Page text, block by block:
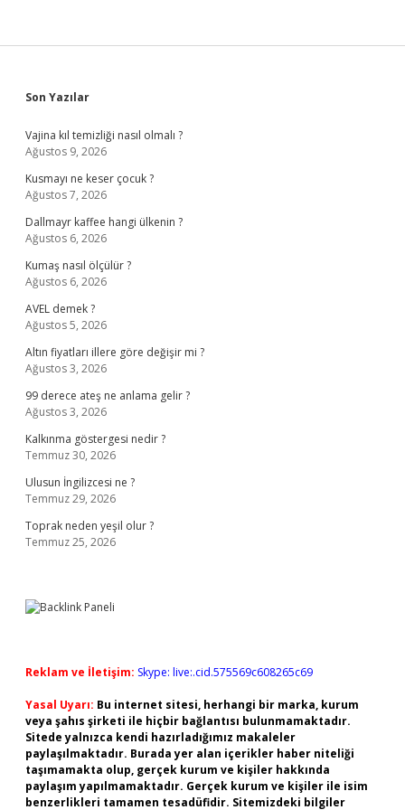
Sidebar
Son Yazılar
Vajina kıl temizliği nasıl olmalı ?
Ağustos 9, 2026
Kusmayı ne keser çocuk ?
Ağustos 7, 2026
Dallmayr kaffee hangi ülkenin ?
Ağustos 6, 2026
Kumaş nasıl ölçülür ?
Ağustos 6, 2026
AVEL demek ?
Ağustos 5, 2026
Altın fiyatları illere göre değişir mi ?
Ağustos 3, 2026
99 derece ateş ne anlama gelir ?
Ağustos 3, 2026
Kalkınma göstergesi nedir ?
Temmuz 30, 2026
Ulusun İngilizcesi ne ?
Temmuz 29, 2026
Toprak neden yeşil olur ?
Temmuz 25, 2026
Reklam ve İletişim: Skype: live:.cid.575569c608265c69
Yasal Uyarı: Bu internet sitesi, herhangi bir marka, kurum
veya şahıs şirketi ile hiçbir bağlantısı bulunmamaktadır.
Sitede yalnızca kendi hazırladığımız makaleler
paylaşılmaktadır. Burada yer alan içerikler haber niteliği
taşımamakta olup, gerçek kurum ve kişiler hakkında
paylaşım yapılmamaktadır. Gerçek kurum ve kişiler ile isim
benzerlikleri tamamen tesadüfidir. Sitemizdeki bilgiler